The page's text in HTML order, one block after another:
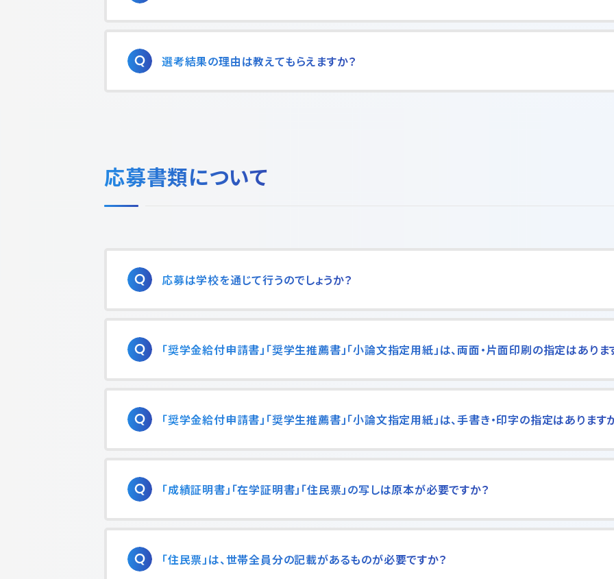
選考結果の理由は教えてもらえますか？
応募書類について
応募は学校を通じて行うのでしょうか？
「奨学金給付申請書」「奨学生推薦書」「小論文指定用紙」は、両面・片面印刷の指定はありま
「奨学金給付申請書」「奨学生推薦書」「小論文指定用紙」は、手書き・印字の指定はあります
「成績証明書」「在学証明書」「住民票」の写しは原本が必要ですか？
「住民票」は、世帯全員分の記載があるものが必要ですか？